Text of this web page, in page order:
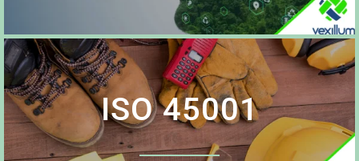
ISO 45001